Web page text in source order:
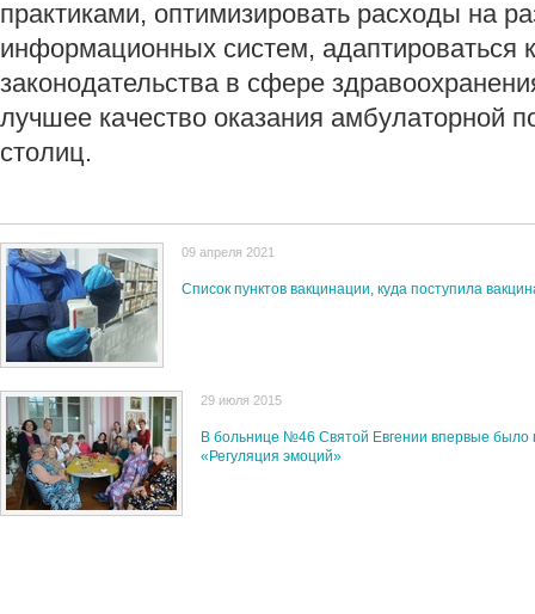
практиками, оптимизировать расходы на
информационных систем, адаптироваться
законодательства в сфере
лучшее качество оказания амбулаторной
столиц.
09 апреля 2021
Список пунктов вакцинации, куда поступила
29 июля 2015
В больнице №46 Святой Евгении впервые было
«Регуляция эмоций»